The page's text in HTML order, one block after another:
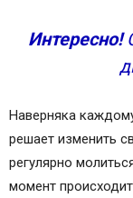
Интересно!
Наверняка
решает изменить
регулярно
момент